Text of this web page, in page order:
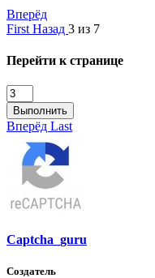
Вперёд
First Назад 3 из 7
Перейти к странице
Выполнить
Вперёд Last
Captcha_guru
Создатель